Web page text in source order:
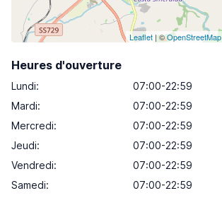
Leaflet | ©OpenStreetMap
Heures d'ouverture
Lundi:
07:00-22:59
Mardi:
07:00-22:59
Mercredi:
07:00-22:59
Jeudi:
07:00-22:59
Vendredi:
07:00-22:59
Samedi:
07:00-22:59